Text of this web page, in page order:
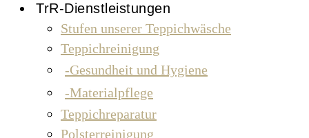
TrR-Dienstleistungen
Stufen unserer Teppichwäsche
Teppichreinigung
Gesundheit und Hygiene
Materialpflege
Teppichreparatur
Polsterreinigung